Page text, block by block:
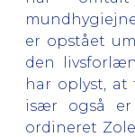
er opstået
den
har oplyst, at
især også
ordineret